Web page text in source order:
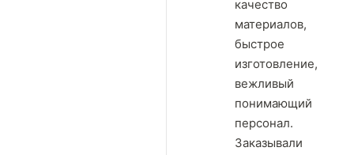
качество
материалов,
быстрое
изготовление,
вежливый
понимающий
персонал.
Заказывали